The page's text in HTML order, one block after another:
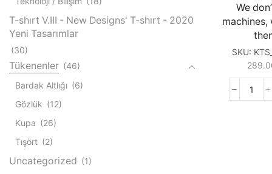
We
machines,
SKU:
We
T-shırt V.III - New Designs' T-shırt - 2020
Yeni Tasarımlar
(30)
Tükenenler (46)
Bardak Altlığı (6)
Gözlük (12)
Kupa (26)
Tışört (2)
Uncategorized (1)